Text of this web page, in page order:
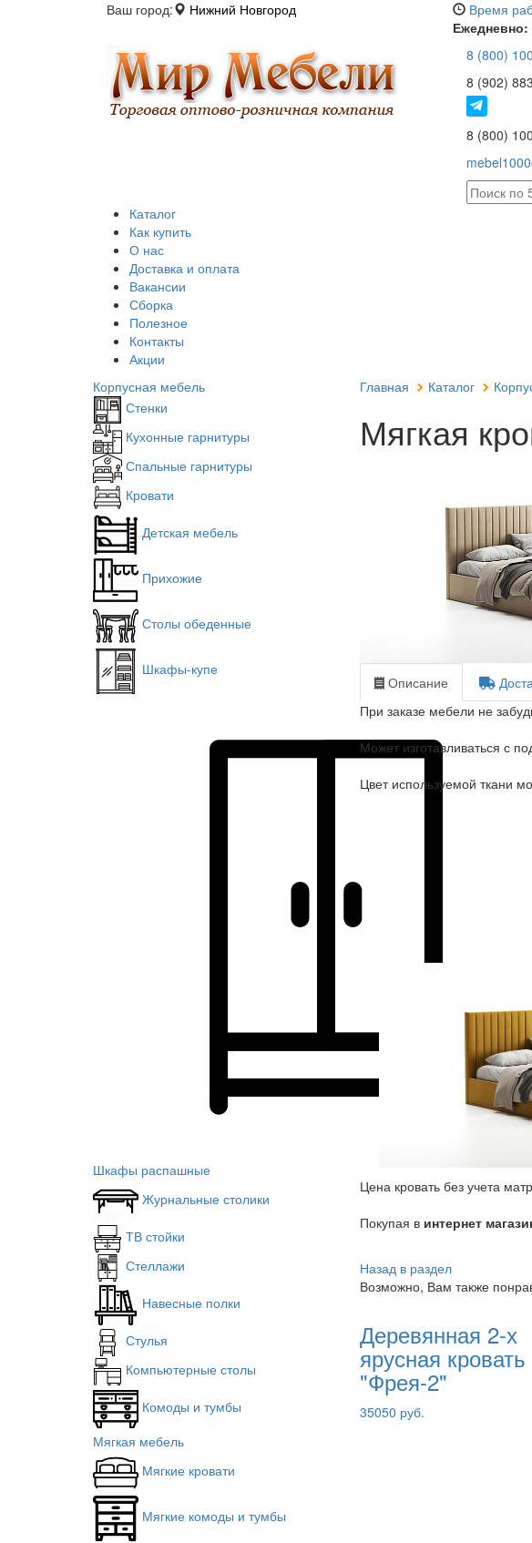
Ваш город: Нижний Новгород
Время
Ежедневно:
8 (800)
8 (902)
8 (800)
Каталог
Как купить
О нас
Доставка и оплата
Вакансии
Сборка
Полезное
Контакты
Акции
Корпусная мебель
Стенки
Кухонные гарнитуры
Спальные гарнитуры
Кровати
Детская мебель
Прихожие
Столы обеденные
Шкафы-купе
Шкафы распашные
Журнальные столики
ТВ стойки
Стеллажи
Навесные полки
Стулья
Компьютерные столы
Комоды и тумбы
Мягкая мебель
Мягкие кровати
Мягкие комоды и тумбы
Главная Каталог
Мягкая
Описание
При заказе мебели не
Может изготавливаться с
Цвет используемой ткани
Цена кровать без учета
Покупая в интернет
Назад в раздел
Возможно, Вам также
Деревянная 2-х
ярусная кровать
"Фрея-2"
35050 руб.